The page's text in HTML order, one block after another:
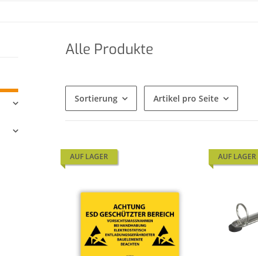
Alle Produkte
Sortierung Artikel pro Seite
AUF LAGER AUF LAGER